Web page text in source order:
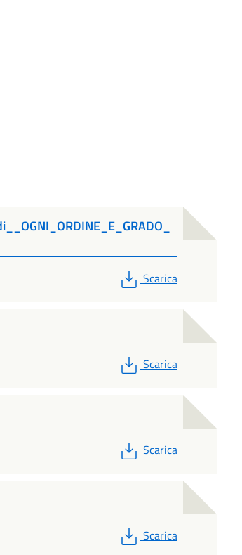
PDF
Scarica
PDF
Scarica
PDF
Scarica
PDF
Scarica